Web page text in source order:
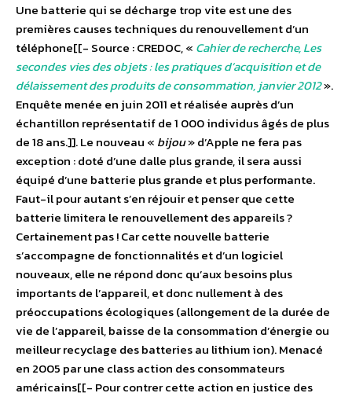
Une batterie qui se décharge trop vite est une des
premières causes techniques du renouvellement d’un
téléphone[[- Source : CREDOC, « Cahier de recherche, Les
secondes vies des objets : les pratiques d’acquisition et de
délaissement des produits de consommation, janvier 2012».
Enquête menée en juin 2011 et réalisée auprès d’un
échantillon représentatif de 1 000 individus âgés de plus
de 18 ans.]]. Le nouveau « bijou» d’Apple ne fera pas
exception : doté d’une dalle plus grande, il sera aussi
équipé d’une batterie plus grande et plus performante.
Faut-il pour autant s’en réjouir et penser que cette
batterie limitera le renouvellement des appareils ?
Certainement pas ! Car cette nouvelle batterie
s’accompagne de fonctionnalités et d’un logiciel
nouveaux, elle ne répond donc qu’aux besoins plus
importants de l’appareil, et donc nullement à des
préoccupations écologiques (allongement de la durée de
vie de l’appareil, baisse de la consommation d’énergie ou
meilleur recyclage des batteries au lithium ion). Menacé
en 2005 par une class action des consommateurs
américains[[- Pour contrer cette action en justice des